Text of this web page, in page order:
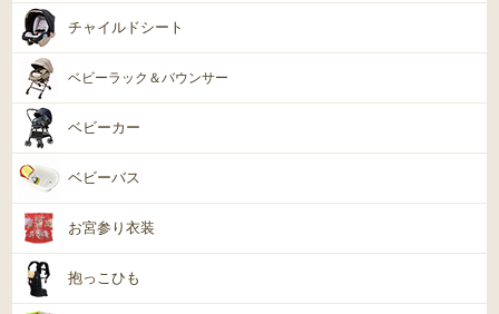
チャイルドシート
ベビーラック＆バウンサー
ベビーカー
ベビーバス
お宮参り衣装
抱っこひも